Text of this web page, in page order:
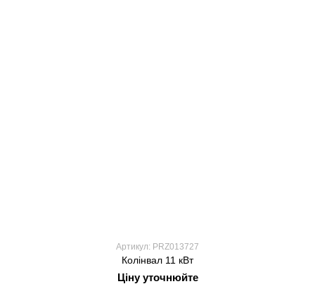
Артикул: PRZ013727
Колінвал 11 кВт
Ціну уточнюйте